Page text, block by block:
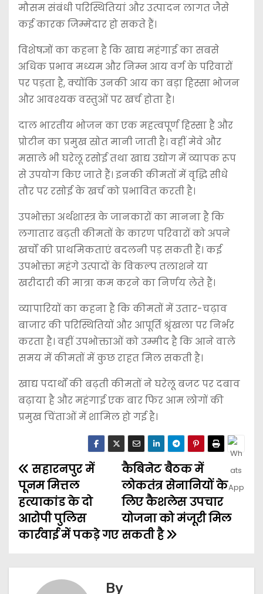
मौसम संबंधी परिस्थितियां और उत्पादन लागत जैसे
कई कारक जिम्मेदार हो सकते हैं।
विशेषज्ञों का कहना है कि खाद्य महंगाई का सबसे
अधिक प्रभाव मध्यम और निम्न आय वर्ग के परिवारों
पर पड़ता है, क्योंकि उनकी आय का बड़ा हिस्सा भोजन
और आवश्यक वस्तुओं पर खर्च होता है।
दाल भारतीय भोजन का एक महत्वपूर्ण हिस्सा है और
प्रोटीन का प्रमुख स्रोत मानी जाती है। वहीं मेवे और
मसाले भी घरेलू रसोई तथा खाद्य उद्योग में व्यापक रूप
से उपयोग किए जाते हैं। इनकी कीमतों में वृद्धि सीधे
तौर पर रसोई के खर्च को प्रभावित करती है।
उपभोक्ता अर्थशास्त्र के जानकारों का मानना है कि
लगातार बढ़ती कीमतों के कारण परिवारों को अपने
खर्चों की प्राथमिकताएं बदलनी पड़ सकती हैं। कई
उपभोक्ता महंगे उत्पादों के विकल्प तलाशने या
खरीदारी की मात्रा कम करने का निर्णय लेते हैं।
व्यापारियों का कहना है कि कीमतों में उतार-चढ़ाव
बाजार की परिस्थितियों और आपूर्ति श्रृंखला पर निर्भर
करता है। वहीं उपभोक्ताओं को उम्मीद है कि आने वाले
समय में कीमतों में कुछ राहत मिल सकती है।
खाद्य पदार्थों की बढ़ती कीमतों ने घरेलू बजट पर दबाव
बढ़ाया है और महंगाई एक बार फिर आम लोगों की
प्रमुख चिंताओं में शामिल हो गई है।
कैबिनेट बैठक में
लोकतंत्र सेनानियों के
लिए कैशलेस उपचार
योजना को मंजूरी मिल
सकती है
सहारनपुर में
पूनम मित्तल
हत्याकांड के दो
आरोपी पुलिस
कार्रवाई में पकड़े गए
By